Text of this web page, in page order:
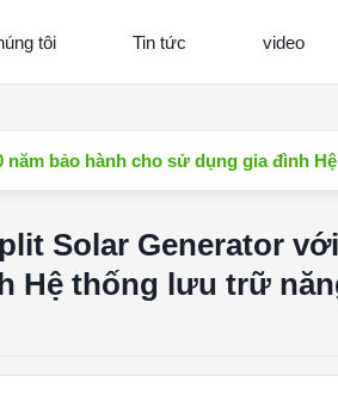
tôi Tin tức video
năm bảo hành cho sử dụng gia đình
Solar Generator
Hệ thống lưu trữ